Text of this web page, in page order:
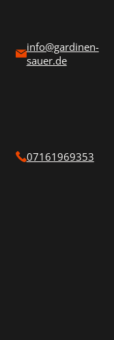
info@gardinen-
sauer.de
07161969353